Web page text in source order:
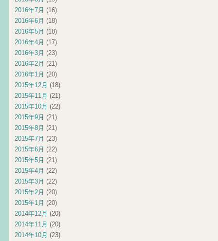
2016年7月 (16)
2016年6月 (18)
2016年5月 (18)
2016年4月 (17)
2016年3月 (23)
2016年2月 (21)
2016年1月 (20)
2015年12月 (18)
2015年11月 (21)
2015年10月 (22)
2015年9月 (21)
2015年8月 (21)
2015年7月 (23)
2015年6月 (22)
2015年5月 (21)
2015年4月 (22)
2015年3月 (22)
2015年2月 (20)
2015年1月 (20)
2014年12月 (20)
2014年11月 (20)
2014年10月 (23)